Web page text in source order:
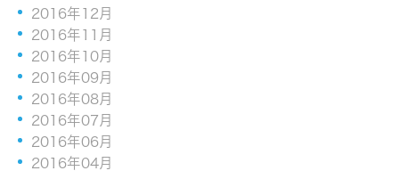
2016年12月
2016年11月
2016年10月
2016年09月
2016年08月
2016年07月
2016年06月
2016年04月